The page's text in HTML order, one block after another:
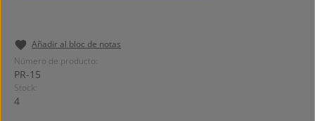
Añadir al bloc de notas
Número de producto:
PR-15
Stock:
4